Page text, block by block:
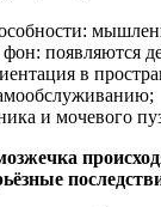
появляются
в
и мочевого